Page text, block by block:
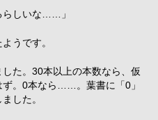
らしいな……」
うです。
た。30本以上の本数なら、仮
ず。0本なら……。葉書に「0」
した。